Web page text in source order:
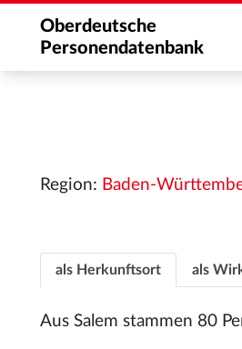
Oberdeutsche
Personendatenbank
Region: Baden-
als Herkunftsort als
Aus Salem stammen 80